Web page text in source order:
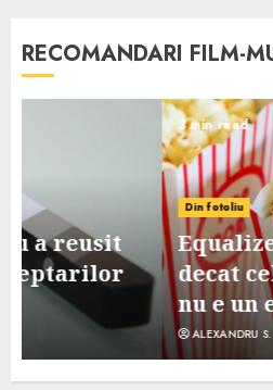
RECOMANDARI FILM-
Din fotoliu
Equalizer 3:
decat celelalte
nu e un esec
ALEXANDRU S. OCTOBER 18, 2023